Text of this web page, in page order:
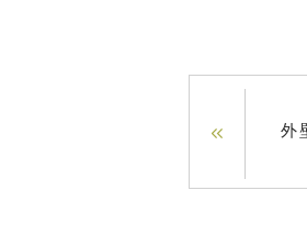
外